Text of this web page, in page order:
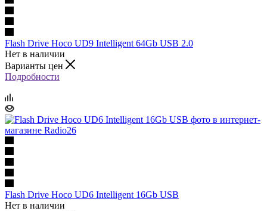
Flash Drive Hoco UD9 Intelligent 64Gb USB 2.0
Нет в наличии
Варианты цен
Подробности
Flash Drive Hoco UD6 Intelligent 16Gb USB
Нет в наличии